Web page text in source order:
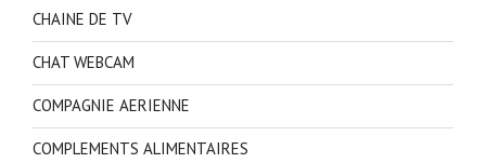
CHAINE DE TV
CHAT WEBCAM
COMPAGNIE AERIENNE
COMPLEMENTS ALIMENTAIRES